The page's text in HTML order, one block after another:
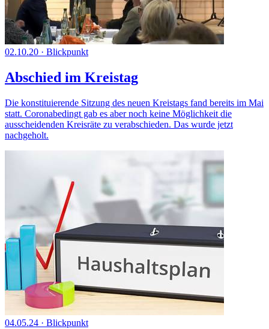
02.10.20 · Blickpunkt
Abschied im Kreistag
Die konstituierende Sitzung des neuen Kreistags fand bereits im Mai
statt. Coronabedingt gab es aber noch keine Möglichkeit die
ausscheidenden Kreisräte zu verabschieden. Das wurde jetzt
nachgeholt.
04.05.24 · Blickpunkt